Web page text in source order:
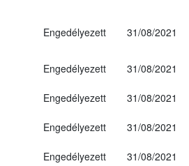
Engedélyezett 31/08/2021
Engedélyezett
31/08/2021
Engedélyezett
31/08/2021
Engedélyezett
31/08/2021
Engedélyezett
31/08/2021